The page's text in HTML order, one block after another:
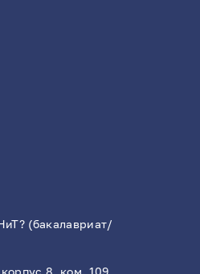
(бакалавриат/
8, ком. 109